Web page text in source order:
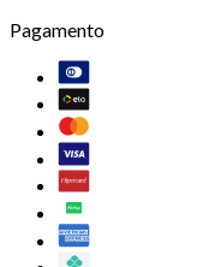
Pagamento